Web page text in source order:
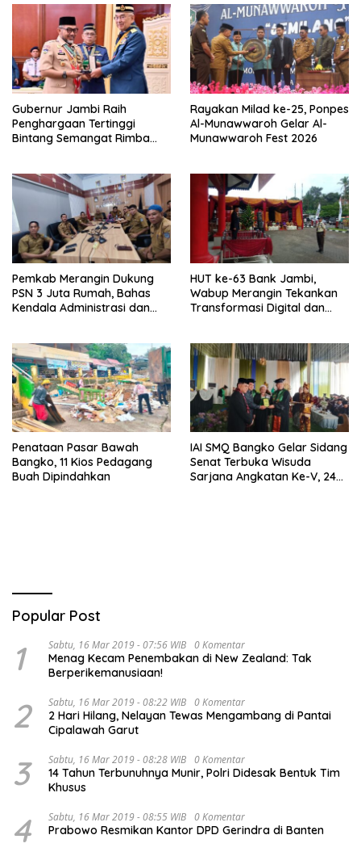
Gubernur Jambi Raih
Penghargaan Tertinggi
Bintang Semangat Rimba
Rayakan Milad ke-25, Ponpes
Al-Munawwaroh Gelar Al-
Munawwaroh Fest 2026
Pemkab Merangin Dukung
PSN 3 Juta Rumah, Bahas
Kendala Administrasi dan
HUT ke-63 Bank Jambi,
Wabup Merangin Tekankan
Transformasi Digital dan
Penataan Pasar Bawah
Bangko, 11 Kios Pedagang
Buah Dipindahkan
IAI SMQ Bangko Gelar Sidang
Senat Terbuka Wisuda
Sarjana Angkatan Ke-V, 243
Popular Post
1 Sabtu, 16 Mar 2019 - 07:56 WIB 0 Komentar
Menag Kecam Penembakan di New Zealand: Tak
Berperikemanusiaan!
2 Sabtu, 16 Mar 2019 - 08:22 WIB 0 Komentar
2 Hari Hilang, Nelayan Tewas Mengambang di Pantai
Cipalawah Garut
3 Sabtu, 16 Mar 2019 - 08:28 WIB 0 Komentar
14 Tahun Terbunuhnya Munir, Polri Didesak Bentuk Tim
Khusus
4 Sabtu, 16 Mar 2019 - 08:55 WIB 0 Komentar
Prabowo Resmikan Kantor DPD Gerindra di Banten